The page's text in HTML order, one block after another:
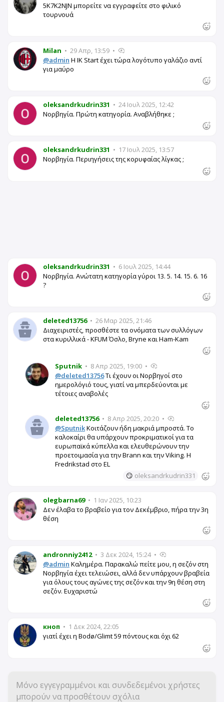
5K7K2NJN μπορείτε να εγγραφείτε στο φιλικό
τουρνουά
Milan • 29 Απρ, 13:59 •
@admin Η IK Start έχει τώρα λογότυπο γαλάζιο αντί
για μαύρο
oleksandrkudrin331 • 24 Ιουλ 2025, 12:42
Νορβηγία. Πρώτη κατηγορία. Αναβλήθηκε ;
oleksandrkudrin331 • 17 Ιουλ 2025, 13:57
Νορβηγία. Περιηγήσεις της κορυφαίας λίγκας ;
oleksandrkudrin331 • 6 Ιουλ 2025, 14:44
Νορβηγία. Ανώτατη κατηγορία γύροι 13. 5. 14. 15. 6. 16
?
deleted13756 • 26 Μαρ 2025, 21:46
Διαχειριστές, προσθέστε τα ονόματα των συλλόγων
στα κυριλλικά - KFUM Όσλο, Bryne και Ham-Kam
Sputnik • 8 Απρ 2025, 19:00 •
@deleted13756Τι έχουν οι Νορβηγοί στο
ημερολόγιό τους, γιατί να μπερδεύονται με
τέτοιες αναβολές
deleted13756 • 8 Απρ 2025, 20:20 •
@SputnikΚοιτάζουν ήδη μακριά μπροστά. Το
καλοκαίρι θα υπάρχουν προκριματικοί για τα
ευρωπαϊκά κύπελλα και ελευθερώνουν την
προετοιμασία για την Brann και την Viking. Η
Fredrikstad στο EL
😏 oleksandrkudrin331
olegbarna69 • 1 Ιαν 2025, 10:23
Δεν έλαβα το βραβείο για τον Δεκέμβριο, πήρα την 3η
θέση
andronniy2412 • 3 Δεκ 2024, 15:24 •
@admin Καλημέρα. Παρακαλώ πείτε μου, η σεζόν στη
Νορβηγία έχει τελειώσει, αλλά δεν υπάρχουν βραβεία
για όλους τους αγώνες της σεζόν και την 9η θέση στη
σεζόν. Ευχαριστώ
кноп • 1 Δεκ 2024, 22:05
γιατί έχει η Bodø/Glimt 59 πόντους και όχι 62